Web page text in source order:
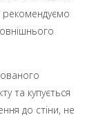
та купується
до стіни, не